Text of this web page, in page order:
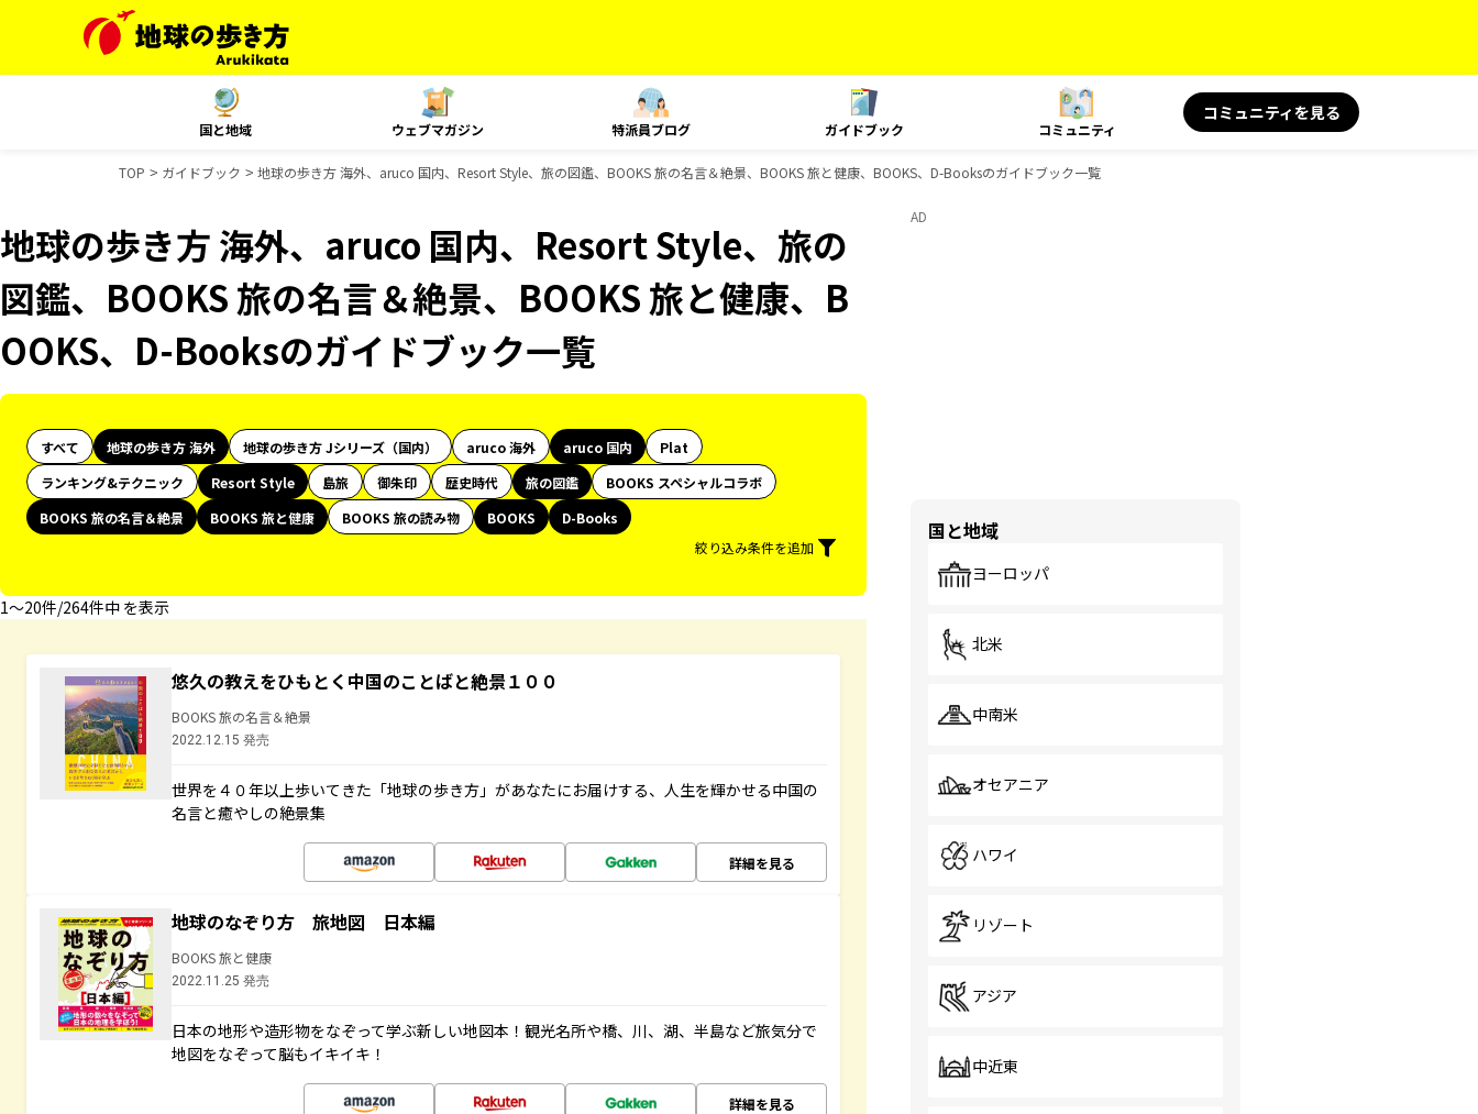
国と地域 ウェブマガジン 特派員ブログ ガイドブック コミュニティ
コミュニティを見る
TOP ガイドブック 地球の歩き方 海外、aruco 国内、Resort Style、旅の図鑑、BOOKS 旅の名言＆絶景、BOOKS 旅と健康、BOOKS、D-Booksのガイドブック一覧
地球の歩き方 海外、aruco 国内、Resort Style、旅の
図鑑、BOOKS 旅の名言＆絶景、BOOKS 旅と健康、B
OOKS、D-Booksのガイドブック一覧
すべて 地球の歩き方 海外 地球の歩き方 Jシリーズ（国内） aruco 海外 aruco 国内
Plat
ランキング&テクニック
Resort Style 島旅 御朱印 歴史時代 旅の図鑑
BOOKS スペシャルコラボ
BOOKS 旅の名言＆絶景
BOOKS 旅と健康 BOOKS 旅の読み物 BOOKS
D-Books
絞り込み条件を追加
1〜20件/264件中 を表示
悠久の教えをひもとく中国のことばと絶景１００
BOOKS 旅の名言＆絶景
2022.12.15 発売
世界を４０年以上歩いてきた「地球の歩き方」があなたにお届けする、人生を輝かせる中国の
名言と癒やしの絶景集
詳細を見る
地球のなぞり方 旅地図 日本編
BOOKS 旅と健康
2022.11.25 発売
日本の地形や造形物をなぞって学ぶ新しい地図本！観光名所や橋、川、湖、半島など旅気分で
地図をなぞって脳もイキイキ！
詳細を見る
AD
国と地域
ヨーロッパ
北米
中南米
オセアニア
ハワイ
リゾート
アジア
中近東